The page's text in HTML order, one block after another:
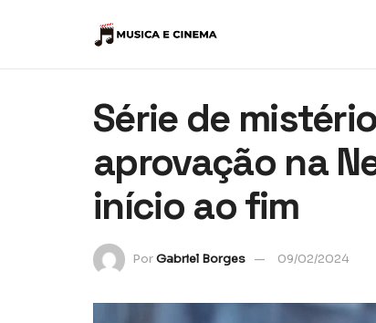
Série de
aprovação na
início ao fim
PorGabriel Borges 09/02/2024